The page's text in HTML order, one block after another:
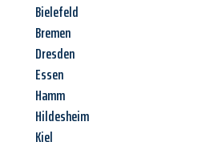
Bielefeld
Bremen
Dresden
Essen
Hamm
Hildesheim
Kiel